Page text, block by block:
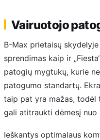
Vairuotojo
B-Max prietaisų
sprendimas kaip ir
patogių mygtukų, kurie
patogumo standartų.
taip pat yra mažas, todėl
gali atitraukti dėmesį nuo
Ieškantys optimalaus